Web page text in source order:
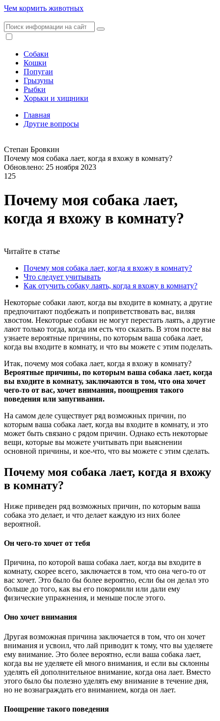
Чем кормить животных
Собаки
Кошки
Попугаи
Грызуны
Рыбки
Хорьки и хищники
Главная
Другие вопросы
Степан Бровкин
Почему моя собака лает, когда я вхожу в комнату?
Обновлено: 25 ноября 2023
125
Почему моя собака лает,
когда я вхожу в комнату?
Читайте в статье
Почему моя собака лает, когда я вхожу в комнату?
Что следует учитывать
Как отучить собаку лаять, когда я вхожу в комнату?
Некоторые собаки лают, когда вы входите в комнату, а другие
предпочитают подбежать и поприветствовать вас, виляя
хвостом. Некоторые собаки не могут перестать лаять, а другие
лают только тогда, когда им есть что сказать. В этом посте вы
узнаете вероятные причины, по которым ваша собака лает,
когда вы входите в комнату, и что вы можете с этим поделать.
Итак, почему моя собака лает, когда я вхожу в комнату?
Вероятные причины, по которым ваша собака лает, когда
вы входите в комнату, заключаются в том, что она хочет
чего-то от вас, хочет внимания, поощрения такого
поведения или запугивания.
На самом деле существует ряд возможных причин, по
которым ваша собака лает, когда вы входите в комнату, и это
может быть связано с рядом причин. Однако есть некоторые
вещи, которые вы можете учитывать при выяснении
основной причины, и кое-что, что вы можете с этим сделать.
Почему моя собака лает, когда я вхожу
в комнату?
Ниже приведен ряд возможных причин, по которым ваша
собака это делает, и что делает каждую из них более
вероятной.
Он чего-то хочет от тебя
Причина, по которой ваша собака лает, когда вы входите в
комнату, скорее всего, заключается в том, что она чего-то от
вас хочет. Это было бы более вероятно, если бы он делал это
больше до того, как вы его покормили или дали ему
физические упражнения, и меньше после этого.
Оно хочет внимания
Другая возможная причина заключается в том, что он хочет
внимания и усвоил, что лай приводит к тому, что вы уделяете
ему внимание. Это более вероятно, если ваша собака лает,
когда вы не уделяете ей много внимания, и если вы склонны
уделять ей дополнительное внимание, когда она лает. Вместо
этого было бы полезно уделять ему внимание в течение дня,
но не вознаграждать его вниманием, когда он лает.
Поощрение такого поведения